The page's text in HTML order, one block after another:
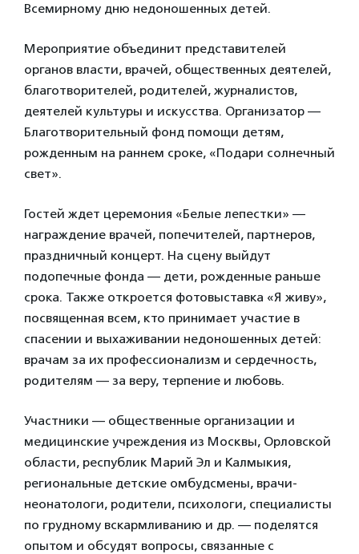
Всемирному дню недоношенных детей.
Мероприятие объединит представителей
органов власти, врачей, общественных деятелей,
благотворителей, родителей, журналистов,
деятелей культуры и искусства. Организатор —
Благотворительный фонд помощи детям,
рожденным на раннем сроке, «Подари солнечный
свет».
Гостей ждет церемония «Белые лепестки» —
награждение врачей, попечителей, партнеров,
праздничный концерт. На сцену выйдут
подопечные фонда — дети, рожденные раньше
срока. Также откроется фотовыставка «Я живу»,
посвященная всем, кто принимает участие в
спасении и выхаживании недоношенных детей:
врачам за их профессионализм и сердечность,
родителям — за веру, терпение и любовь.
Участники — общественные организации и
медицинские учреждения из Москвы, Орловской
области, республик Марий Эл и Калмыкия,
региональные детские омбудсмены, врачи-
неонатологи, родители, психологи, специалисты
по грудному вскармливанию и др. — поделятся
опытом и обсудят вопросы, связанные с